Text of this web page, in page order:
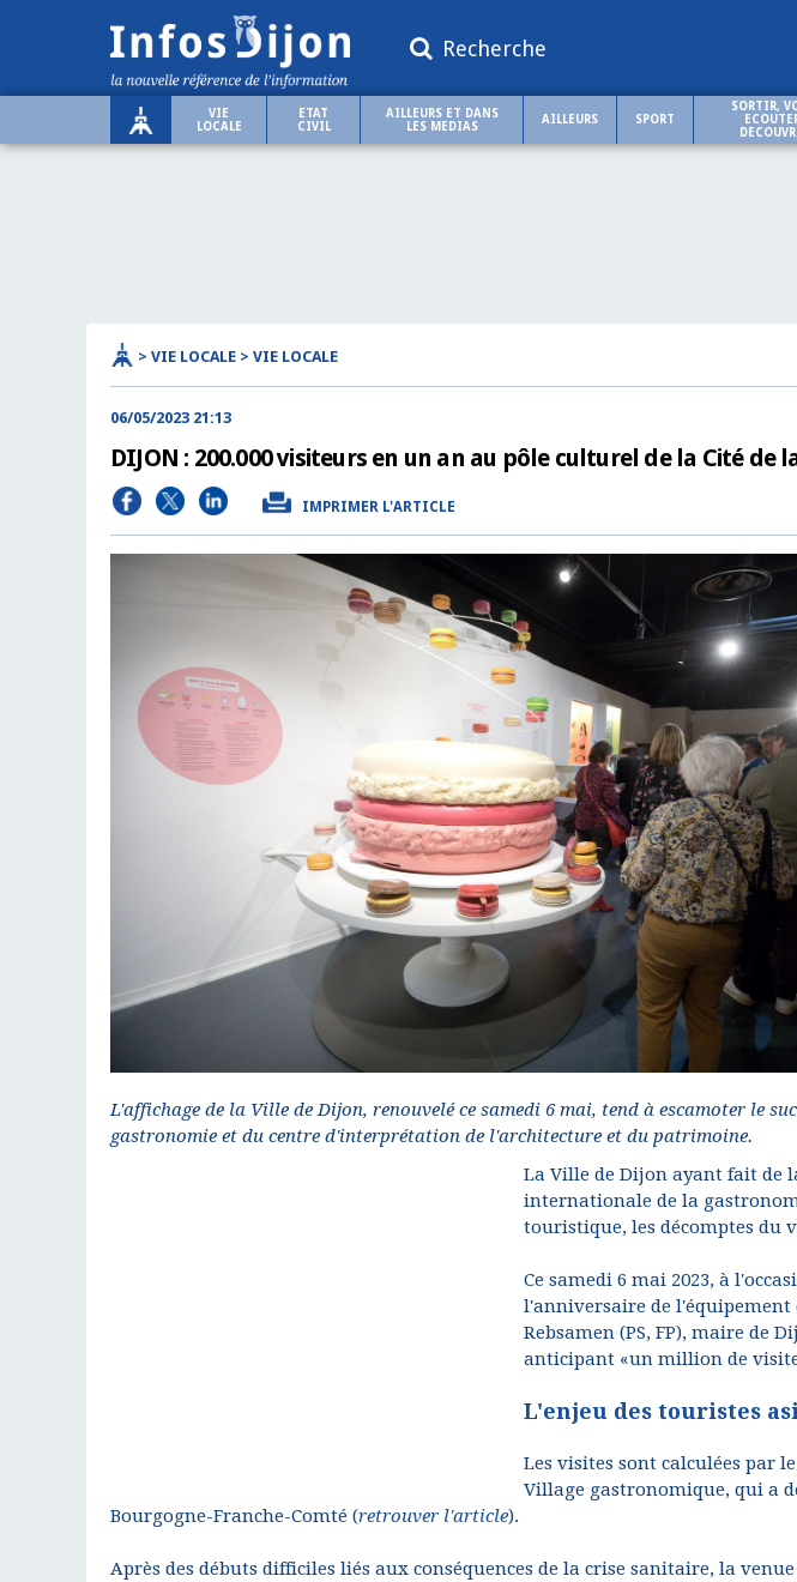
Recherche
VIE
LOCALE
ETAT
CIVIL
AILLEURS ET DANS
LES MEDIAS
AILLEURS SPORT
SORTIR,
> VIE LOCALE > VIE LOCALE
06/05/2023 21:13
DIJON : 200.000 visiteurs en un an au pôle culturel de la Cité de
IMPRIMER L'ARTICLE
L'affichage de la Ville de Dijon, renouvelé ce samedi 6 mai, tend à escamoter le
gastronomie et du centre d'interprétation de l'architecture et du patrimoine.
La Ville de Dijon ayant fait de
internationale de la
touristique, les décomptes du
Ce samedi 6 mai 2023, à
l'anniversaire de
Rebsamen (PS, FP), maire de
anticipant «un million de
L'enjeu des touristes
Les visites sont calculées par
Village gastronomique, qui a
Bourgogne-Franche-Comté (retrouver l'article).
Après des débuts difficiles liés aux conséquences de la crise sanitaire, la